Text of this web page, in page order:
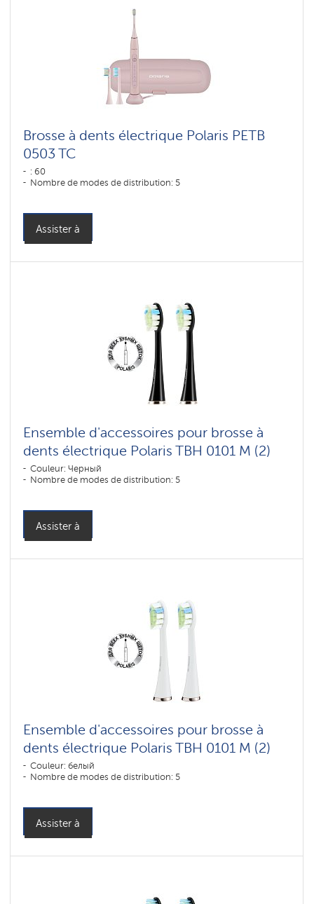
Brosse à dents électrique Polaris PETB
0503 TC
: 60
Nombre de modes de distribution: 5
Assister à
Ensemble d'accessoires pour brosse à
dents électrique Polaris TBH 0101 M (2)
Couleur: Черный
Nombre de modes de distribution: 5
Assister à
Ensemble d'accessoires pour brosse à
dents électrique Polaris TBH 0101 M (2)
Couleur: белый
Nombre de modes de distribution: 5
Assister à